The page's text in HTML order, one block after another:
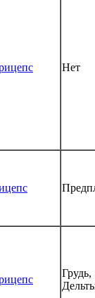
Нет
Грудь,